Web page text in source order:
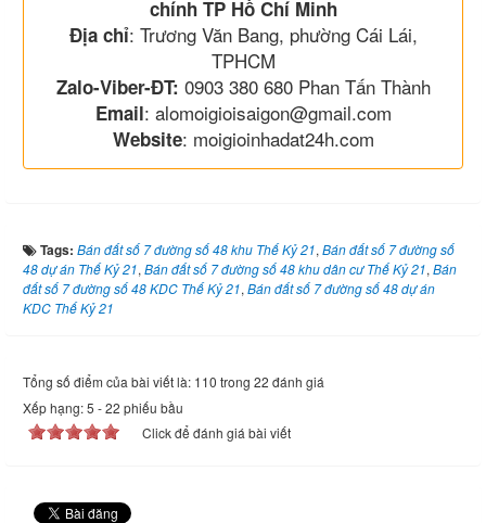
chính TP Hồ Chí Minh
Địa chỉ: Trương Văn Bang, phường Cái Lái,
TPHCM
Zalo-Viber-ĐT: 0903 380 680 Phan Tấn Thành
Email: alomoigioisaigon@gmail.com
Website: moigioinhadat24h.com
Tags: Bán đất số 7 đường số 48 khu Thế Kỷ 21, Bán đất số 7 đường số
48 dự án Thế Kỷ 21, Bán đất số 7 đường số 48 khu dân cư Thế Kỷ 21, Bán
đất số 7 đường số 48 KDC Thế Kỷ 21, Bán đất số 7 đường số 48 dự án
KDC Thế Kỷ 21
Tổng số điểm của bài viết là: 110 trong 22 đánh giá
Xếp hạng:5 -22 phiếu bầu
Click để đánh giá bài viết